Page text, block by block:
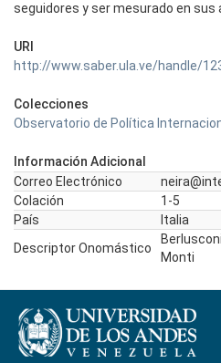
seguidores y ser mesurado en sus
URI
http://www.saber.ula.ve/handle/
Colecciones
Observatorio de Política
Información Adicional
Correo Electrónico
Colación
1-5
País
Italia
Descriptor Onomástico
Berlusconi
Monti